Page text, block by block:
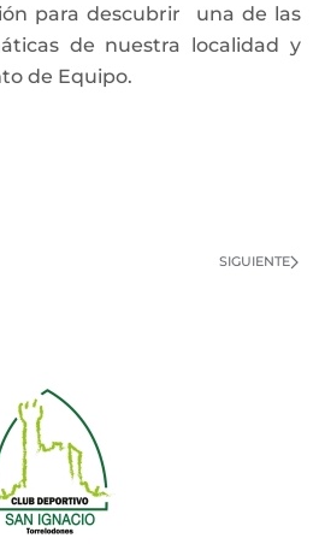
para descubrir una de las
de nuestra localidad y
de Equipo.
SIGUIENTE